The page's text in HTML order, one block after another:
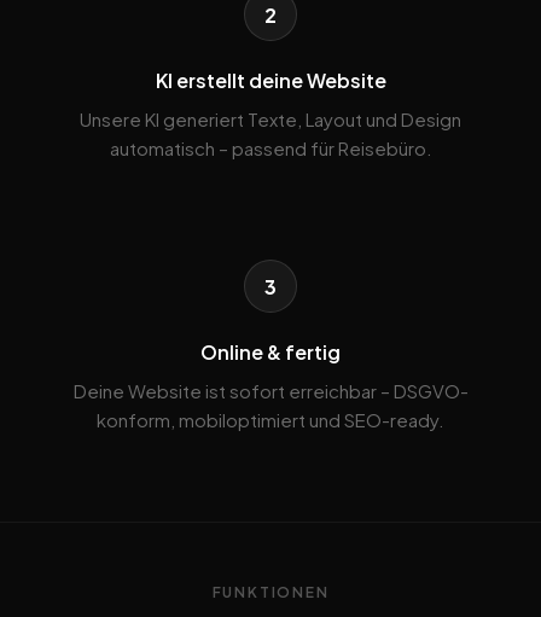
2
KI erstellt deine Website
Unsere KI generiert Texte, Layout und Design
automatisch – passend für Reisebüro.
3
Online & fertig
Deine Website ist sofort erreichbar – DSGVO-
konform, mobiloptimiert und SEO-ready.
FUNKTIONEN